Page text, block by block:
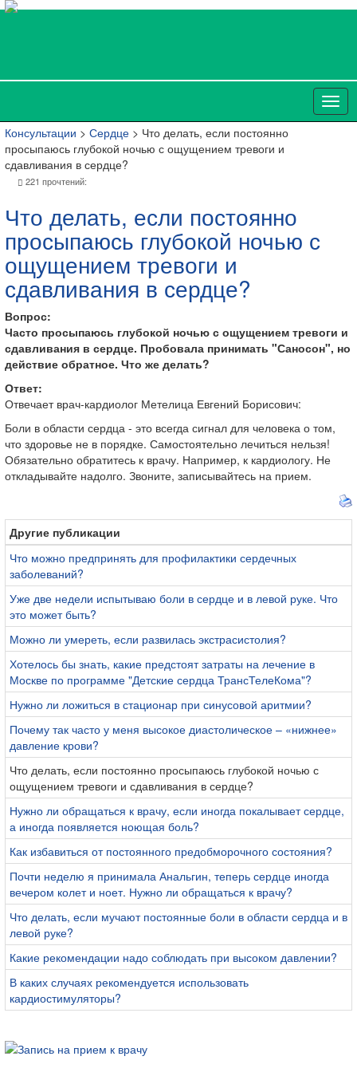
Консультации > Сердце > Что делать, если постоянно
просыпаюсь глубокой ночью с ощущением тревоги и
сдавливания в сердце?
221 прочтений:
Что делать, если постоянно
просыпаюсь глубокой ночью с
ощущением тревоги и
сдавливания в сердце?
Вопрос:
Часто просыпаюсь глубокой ночью с ощущением тревоги и
сдавливания в сердце. Пробовала принимать "Саносон", но
действие обратное. Что же делать?
Ответ:
Отвечает врач-кардиолог Метелица Евгений Борисович:
Боли в области сердца - это всегда сигнал для человека о том,
что здоровье не в порядке. Самостоятельно лечиться нельзя!
Обязательно обратитесь к врачу. Например, к кардиологу. Не
откладывайте надолго. Звоните, записывайтесь на прием.
Другие публикации
Что можно предпринять для профилактики сердечных
заболеваний?
Уже две недели испытываю боли в сердце и в левой руке. Что
это может быть?
Можно ли умереть, если развилась экстрасистолия?
Хотелось бы знать, какие предстоят затраты на лечение в
Москве по программе "Детские сердца ТрансТелеКома"?
Нужно ли ложиться в стационар при синусовой аритмии?
Почему так часто у меня высокое диастолическое – «нижнее»
давление крови?
Что делать, если постоянно просыпаюсь глубокой ночью с
ощущением тревоги и сдавливания в сердце?
Нужно ли обращаться к врачу, если иногда покалывает сердце,
а иногда появляется ноющая боль?
Как избавиться от постоянного предобморочного состояния?
Почти неделю я принимала Анальгин, теперь сердце иногда
вечером колет и ноет. Нужно ли обращаться к врачу?
Что делать, если мучают постоянные боли в области сердца и в
левой руке?
Какие рекомендации надо соблюдать при высоком давлении?
В каких случаях рекомендуется использовать
кардиостимуляторы?